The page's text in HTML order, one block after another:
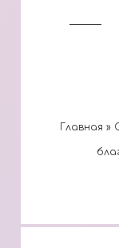
Главная »